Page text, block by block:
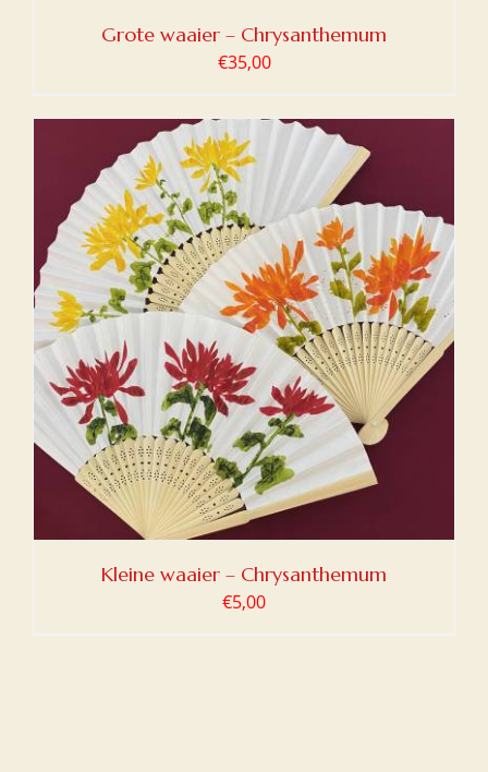
Grote waaier – Chrysanthemum
€35,00
Kleine waaier – Chrysanthemum
€5,00